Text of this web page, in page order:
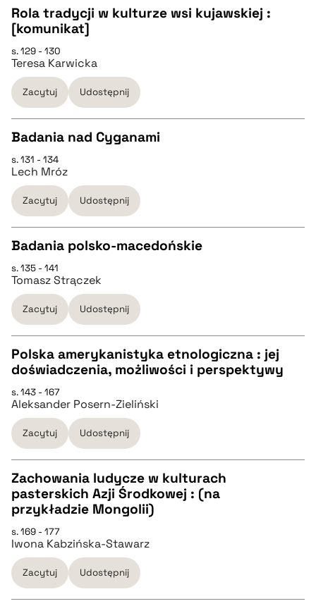
pobierz cytat
CZYSTY TEKST
pobierz cytat
BIBTEX
pobierz cytat
Rola tradycji w kulturze wsi kujawskiej :
[komunikat]
s. 129 - 130
Teresa Karwicka
Zacytuj Udostępnij
CZYSTY TEKST
pobierz cytat
BIBTEX
pobierz cytat
Badania nad Cyganami
s. 131 - 134
Lech Mróz
Zacytuj Udostępnij
CZYSTY TEKST
pobierz cytat
BIBTEX
pobierz cytat
Badania polsko-macedońskie
s. 135 - 141
Tomasz Strączek
Zacytuj Udostępnij
pobierz cytat
BIBTEX
pobierz cytat
Polska amerykanistyka etnologiczna : jej
doświadczenia, możliwości i perspektywy
s. 143 - 167
Aleksander Posern-Zieliński
Zacytuj Udostępnij
CZYSTY TEKST
pobierz cytat
BIBTEX
Zachowania ludycze w kulturach
pasterskich Azji Środkowej : (na
przykładzie Mongolii)
s. 169 - 177
Iwona Kabzińska-Stawarz
Zacytuj Udostępnij